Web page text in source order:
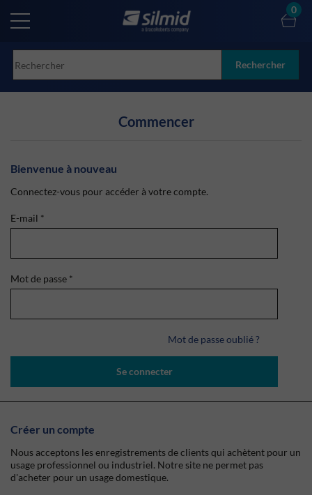
main
Rechercher
0
Commencer
Bienvenue à nouveau
Connectez-vous pour accéder à votre compte.
E-mail *
Mot de passe *
Mot de passe oublié ?
Se connecter
Créer un compte
Nous acceptons les enregistrements de clients qui achètent pour un
usage professionnel ou industriel. Notre site ne permet pas
d'acheter pour un usage domestique.